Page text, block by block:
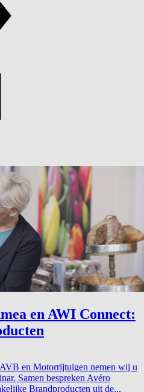
en AWI Connect:
en Motorrijtuigen nemen wij u
Samen bespreken Avéro
Brandproducten uit de...